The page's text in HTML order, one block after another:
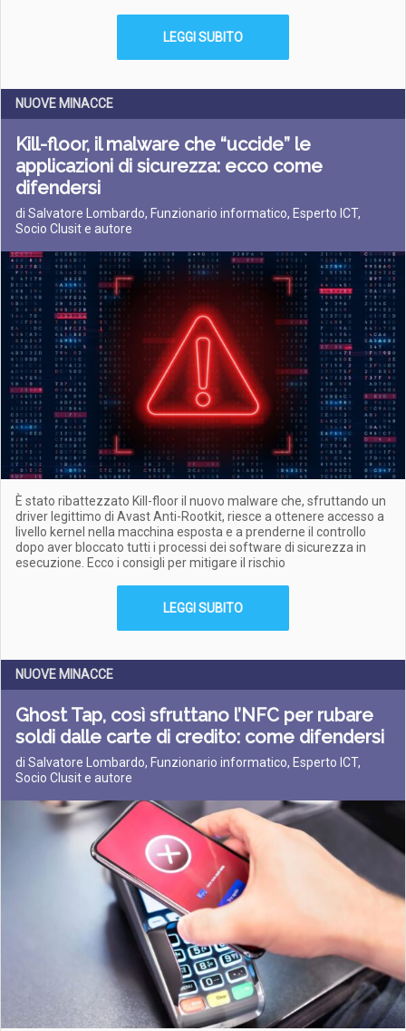
LEGGI SUBITO
NUOVE MINACCE
Kill-floor, il malware che “uccide” le
applicazioni di sicurezza: ecco come
difendersi
di Salvatore Lombardo, Funzionario informatico, Esperto ICT,
Socio Clusit e autore
È stato ribattezzato Kill-floor il nuovo malware che, sfruttando un
driver legittimo di Avast Anti-Rootkit, riesce a ottenere accesso a
livello kernel nella macchina esposta e a prenderne il controllo
dopo aver bloccato tutti i processi dei software di sicurezza in
esecuzione. Ecco i consigli per mitigare il rischio
LEGGI SUBITO
NUOVE MINACCE
Ghost Tap, così sfruttano l’NFC per rubare
soldi dalle carte di credito: come difendersi
di Salvatore Lombardo, Funzionario informatico, Esperto ICT,
Socio Clusit e autore